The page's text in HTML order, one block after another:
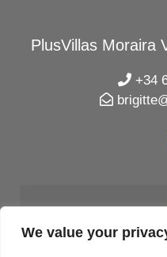
We value your
PlusVillas Moraira
+34